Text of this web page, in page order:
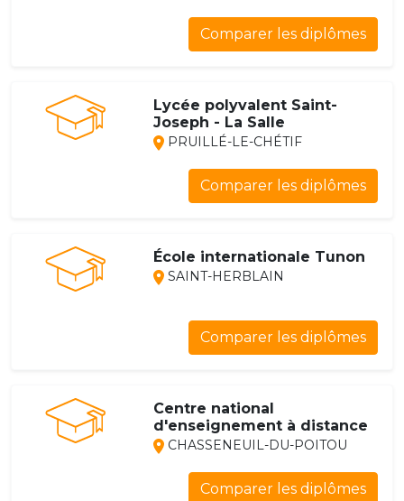
Comparer les diplômes
Lycée polyvalent Saint-
Joseph - La Salle
PRUILLÉ-LE-CHÉTIF
Comparer les diplômes
École internationale Tunon
SAINT-HERBLAIN
Comparer les diplômes
Centre national
d'enseignement à distance
CHASSENEUIL-DU-POITOU
Comparer les diplômes